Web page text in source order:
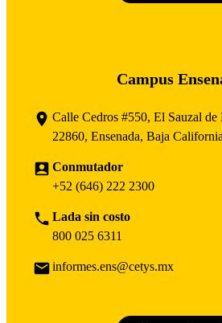
Campus
Calle Cedros #550, El Sauzal de
22860, Ensenada, Baja California
Conmutador
+52 (646) 222 2300
Lada sin costo
800 025 6311
informes.ens@cetys.mx